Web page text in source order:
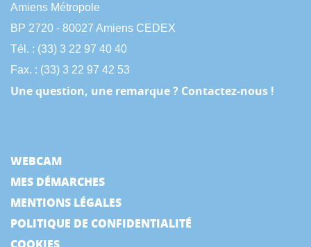
Amiens Métropole
BP 2720 - 80027 Amiens CEDEX
Tél. : (33) 3 22 97 40 40
Fax. : (33) 3 22 97 42 53
Une question, une remarque ? Contactez-nous !
WEBCAM
MES DÉMARCHES
MENTIONS LÉGALES
POLITIQUE DE CONFIDENTIALITÉ
COOKIES